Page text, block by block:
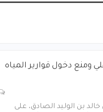
ومنع دخول قوارير المياه
بن الوليد الصادق، على